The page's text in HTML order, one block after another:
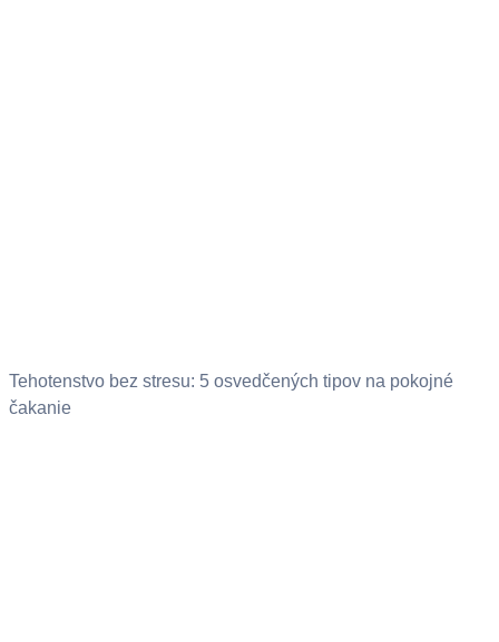
Tehotenstvo bez stresu: 5 osvedčených tipov na pokojné
čakanie